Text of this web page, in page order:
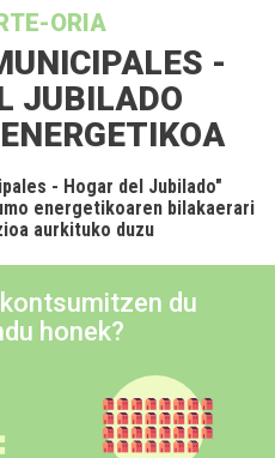
ORIA
-
JUBILADO
- Hogar del Jubilado"
energetikoaren bilakaerari
aurkituko duzu
du
honek?